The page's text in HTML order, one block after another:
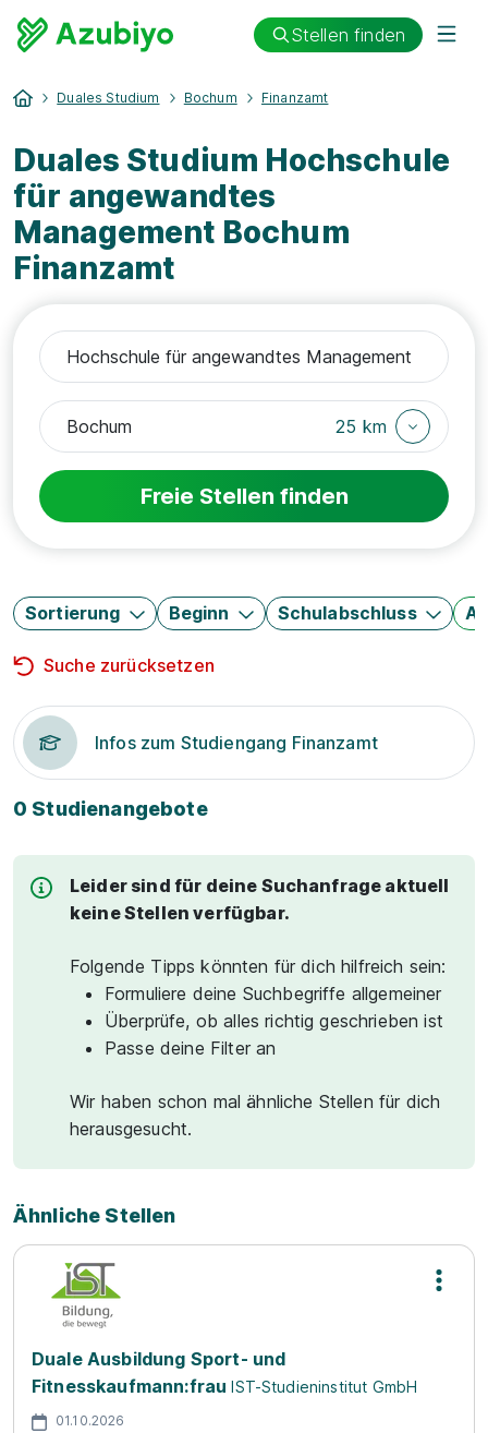
Stellen finden
Duales Studium Bochum Finanzamt
Duales Studium Hochschule
für angewandtes
Management Bochum
Finanzamt
25 km
Freie Stellen finden
Sortierung Beginn Schulabschluss
Suche zurücksetzen
Infos zum Studiengang Finanzamt
0 Studienangebote
Leider sind für deine Suchanfrage aktuell
keine Stellen verfügbar.
Folgende Tipps könnten für dich hilfreich sein:
Formuliere deine Suchbegriffe allgemeiner
Überprüfe, ob alles richtig geschrieben ist
Passe deine Filter an
Wir haben schon mal ähnliche Stellen für dich
herausgesucht.
Ähnliche Stellen
Duale Ausbildung Sport- und
Fitnesskaufmann:frau IST-Studieninstitut GmbH
01.10.2026